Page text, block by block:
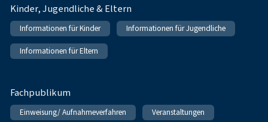
Kinder, Jugendliche & Eltern
Informationen für Kinder Informationen für Jugendliche
Informationen für Eltern
Fachpublikum
Einweisung/ Aufnahmeverfahren Veranstaltungen